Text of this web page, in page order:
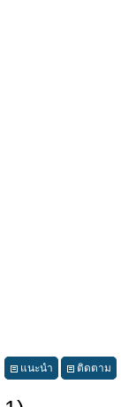
แนะนำ ติดตาม